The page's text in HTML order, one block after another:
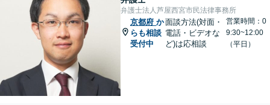
弁護士法人芦屋西宮市民法律事務所
京都府 か
らも相談
受付中
面談方法(対面・
電話・ビデオな
ど)は応相談
営業時間：0
9:30~12:00
（平日）